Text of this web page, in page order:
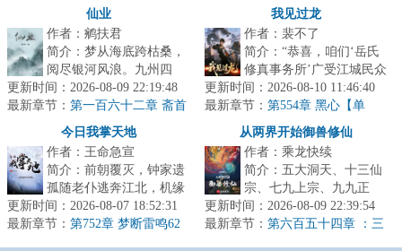
仙业
作者：鹓扶君
简介：梦从海底跨枯桑，
阅尽银河风浪。九州四
海，玄宗魔门，天人外
道，净土僧伽。炼炁，授
箓，服饵，占验...
更新时间：2026-08-09 22:19:48
最新章节： 第一百六十二章 斋首
我见过龙
作者：裴不了
简介：“恭喜，咱们‘岳氏
修真事务所’广受江城民众
爱戴，被选为年度最佳修
真机构。岳大师能不能给
大家分...
更新时间：2026-08-10 11:46:40
最新章节： 第554章 黑心【单
今日我掌天地
作者：王命急宣
简介：前朝覆灭，钟家遗
孤随老仆逃奔江北，机缘
巧合卷入血虺化蛟事件，
受清灵山道人所托寄送龙
更新时间：2026-08-07 18:52:31
最新章节： 第752章 梦断雷鸣62
从两界开始御兽修仙
作者：乘龙快续
简介：五大洞天、十三仙
宗、七九上宗、九九正
宗。在这个仙盟统治世界
的时代，修士需以借兽修
更新时间：2026-08-09 22:39:54
最新章节： 第六百五十四章 ：三